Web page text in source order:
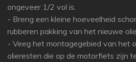
ongeveer 1/2 vol is.
- Breng een kleine hoeveelheid
rubberen pakking van het nieuwe
- Veeg het montagegebied van het
olieresten die op de motorfiets zijn